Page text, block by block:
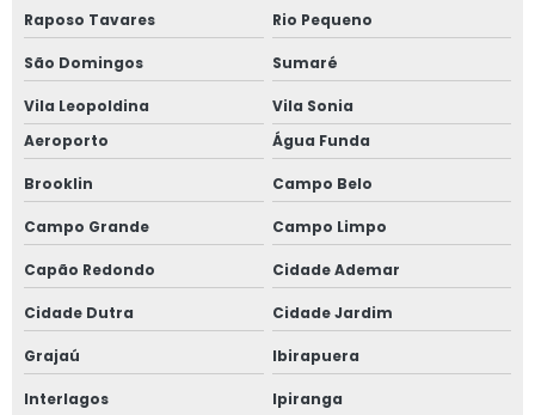
Fornecedor de janela vidro multilaminado
Fornecedor de janela vidro triplo
Indústria de esquadrias de alumínio
Instalação de esquadrias de alumínio
Instalação de tela mosquiteira
Janela acústica
Janela acústica anti ruído
Janela acústica são paulo
Raposo Tavares Rio Pequeno
São Domingos Sumaré
Vila Leopoldina
Vila Sonia
Aeroporto
Água Funda
Brooklin Campo Belo
Campo Grande Campo Limpo
Capão Redondo Cidade Ademar
Cidade Dutra Cidade Jardim
Grajaú Ibirapuera
Interlagos Ipiranga